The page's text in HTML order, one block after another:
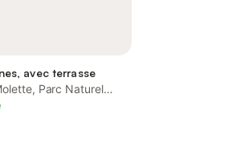
avec terrasse
Parc Naturel